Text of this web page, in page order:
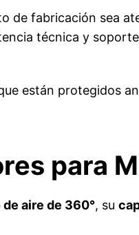
de fabricación sea
técnica y
están protegidos
para
aire de 360°, su